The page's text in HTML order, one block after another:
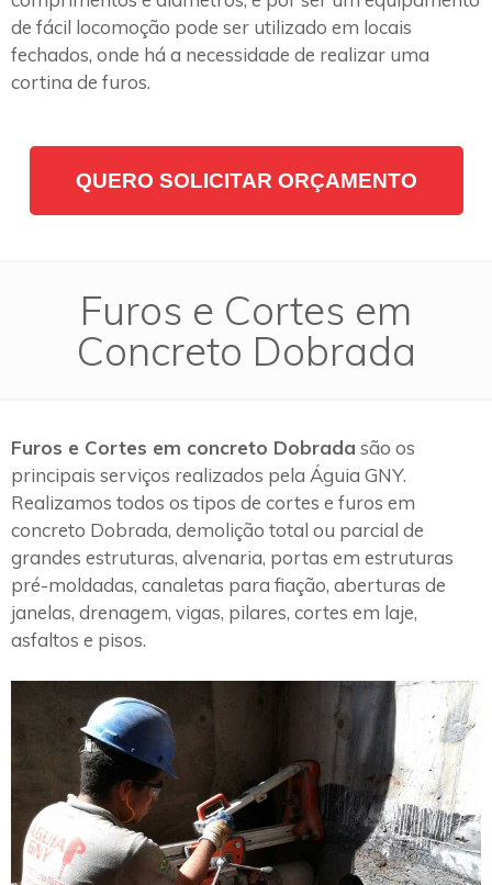
de fácil locomoção pode ser utilizado em locais
fechados, onde há a necessidade de realizar uma
cortina de furos.
QUERO SOLICITAR ORÇAMENTO
Furos e Cortes em
Concreto Dobrada
Furos e Cortes em concreto Dobrada são os
principais serviços realizados pela Águia GNY.
Realizamos todos os tipos de cortes e furos em
concreto Dobrada, demolição total ou parcial de
grandes estruturas, alvenaria, portas em estruturas
pré-moldadas, canaletas para fiação, aberturas de
janelas, drenagem, vigas, pilares, cortes em laje,
asfaltos e pisos.